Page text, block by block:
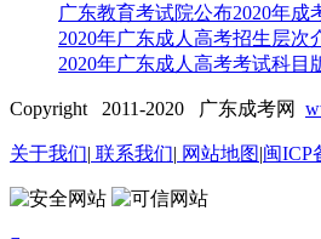
广东教育考试院公布2020年成
2020年广东成人高考招生层次
2020年广东成人高考考试科目
Copyright 2011-2020 广东成考网
关于我们| 联系我们| 网站地图|闽ICP